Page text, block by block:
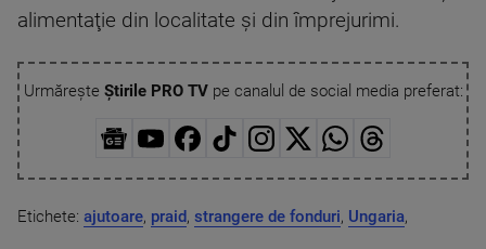
alimentaţie din localitate şi din împrejurimi.
Urmărește Știrile PRO TVpe canalul de social media preferat:
Etichete: ajutoare, praid, strangere de fonduri, Ungaria,